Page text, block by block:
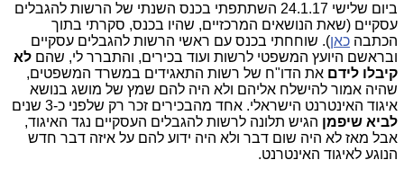
ביום שלישי 24.1.17 השתתפתי בכנס השנתי של הרשות להגבלים
עסקיים (שאת הנושאים המרכזיים, שהיו בכנס, סקרתי בתוך
הכתבה כאן). שוחחתי בכנס עם ראשי הרשות להגבלים עסקיים
ובראשם היועץ המשפטי לרשות ועוד בכירים, והתברר לי, שהם לא
קיבלו לידם את הדו"ח של רשות התאגידים במשרד המשפטים,
שהיה אמור להישלח אליהם ולא היה להם שמץ של מושג בנושא
איגוד האינטרנט הישראלי. אחד מהבכירים זכר רק שלפני כ-3 שנים
לביא שיפמן הגיש תלונה לרשות להגבלים העסקיים נגד האיגוד,
אבל מאז לא היה שום דבר ולא היה ידוע להם על איזה דבר חדש
הנוגע לאיגוד האינטרנט.